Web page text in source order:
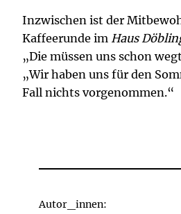
Inzwischen ist der
Kaffeerunde im Haus
„Die müssen uns schon
„Wir haben uns für den
Fall nichts vorgenommen.“
Autor_innen: